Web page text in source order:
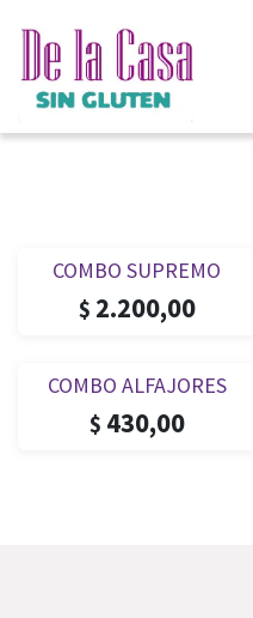
COMBO SUPREMO
2.200,00
COMBO ALFAJORES
430,00